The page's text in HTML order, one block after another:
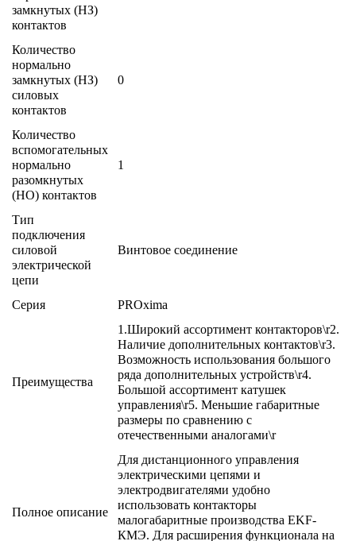
замкнутых (НЗ)
контактов
Количество
нормально
замкнутых (НЗ)
силовых
контактов
0
Количество
вспомогательных
нормально
разомкнутых
(НО) контактов
1
Тип
подключения
силовой
электрической
цепи
Винтовое соединение
Серия PROxima
Преимущества
1.Широкий ассортимент контакторов\r2.
Наличие дополнительных контактов\r3.
Возможность использования большого
ряда дополнительных устройств\r4.
Большой ассортимент катушек
управления\r5. Меньшие габаритные
размеры по сравнению с
отечественными аналогами\r
Полное описание
Для дистанционного управления
электрическими цепями и
электродвигателями удобно
использовать контакторы
малогабаритные производства EKF-
КМЭ. Для расширения функционала на